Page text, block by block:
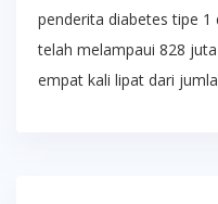
penderita diabetes tipe 1
telah melampaui 828
empat kali lipat dari